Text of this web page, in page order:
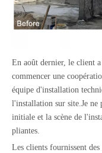
En août dernier, le client
commencer une
équipe d'installation
l'installation sur site.Je ne
initiale et la scène de
pliantes.
Les clients fournissent